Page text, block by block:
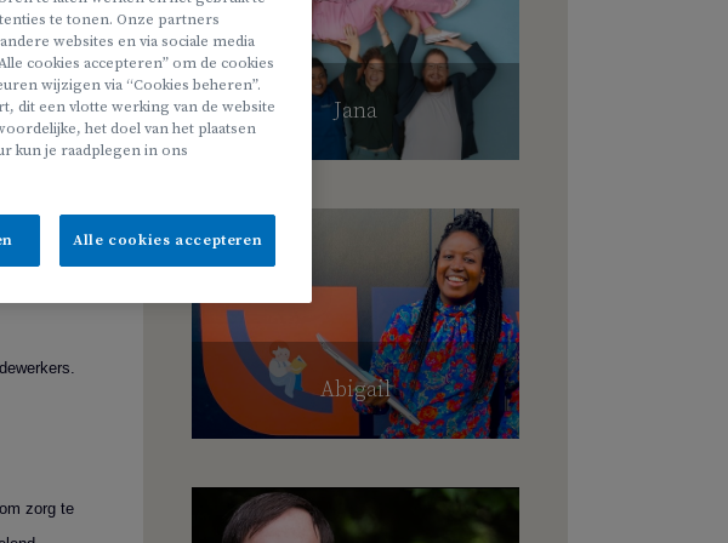
zich
elk
zorg te
Jana
Abigail
te tonen. Onze partners
websites en via sociale media
cookies accepteren” om de cookies
wijzigen via “Cookies beheren”.
dit een vlotte werking van de website
het doel van het plaatsen
kun je raadplegen in ons
Alle cookies accepteren